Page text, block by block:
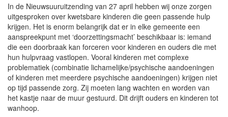
In de Nieuwsuuruitzending van 27 april hebben wij onze zorgen
uitgesproken over kwetsbare kinderen die geen passende hulp
krijgen. Het is enorm belangrijk dat er in elke gemeente een
aanspreekpunt met ‘doorzettingsmacht’ beschikbaar is: iemand
die een doorbraak kan forceren voor kinderen en ouders die met
hun hulpvraag vastlopen. Vooral kinderen met complexe
problematiek (combinatie lichamelijke/psychische aandoeningen
of kinderen met meerdere psychische aandoeningen) krijgen niet
op tijd passende zorg. Zij moeten lang wachten en worden van
het kastje naar de muur gestuurd. Dit drijft ouders en kinderen tot
wanhoop.